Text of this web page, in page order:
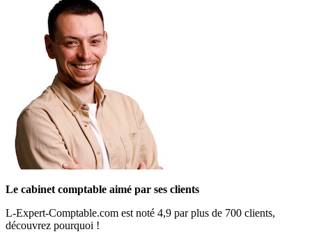
Le cabinet comptable aimé par ses clients
L-Expert-Comptable.com est noté 4,9 par plus de 700 clients,
découvrez pourquoi !